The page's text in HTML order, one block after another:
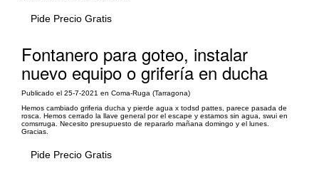
Pide Precio Gratis
Fontanero para goteo, instalar
nuevo equipo o grifería en ducha
Publicado el 25-7-2021 en Coma-Ruga (Tarragona)
Hemos cambiado griferia ducha y pierde agua x todsd pattes, parece pasada de
rosca. Hemos cerrado la llave general por el escape y estamos sin agua, swui en
comsrruga. Necesito presupuesto de repararlo mañana domingo y el lunes.
Gracias.
Pide Precio Gratis